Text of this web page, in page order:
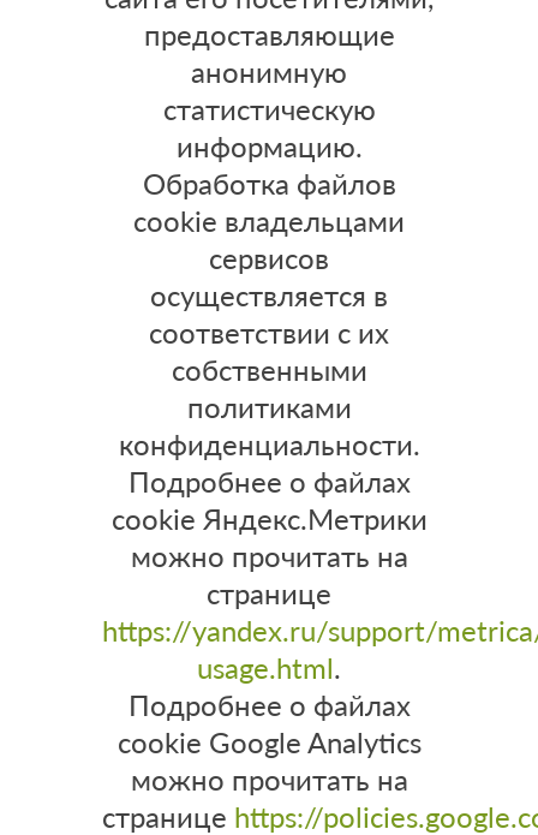
предоставляющие
анонимную
статистическую
информацию.
Обработка файлов
cookie владельцами
сервисов
осуществляется в
соответствии с их
собственными
политиками
конфиденциальности.
Подробнее о файлах
cookie Яндекс.Метрики
можно прочитать на
странице
https://yandex.ru/support/
usage.html.
Подробнее о файлах
cookie Google Analytics
можно прочитать на
странице https://